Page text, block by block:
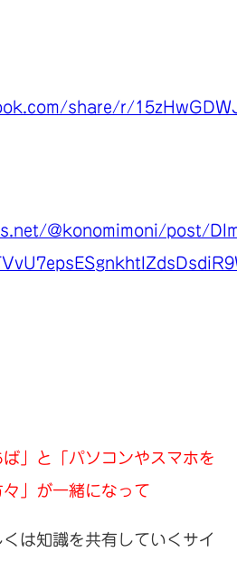
share/r/
@konomimoni/post/
ば」と「パソコンやスマホを
」が一緒になって
は知識を共有していくサイ